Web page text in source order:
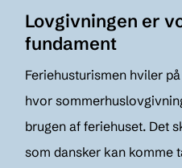
Lovgivningen er
fundament
Feriehusturismen hviler
hvor
brugen af feriehuset. Det
som dansker kan komme